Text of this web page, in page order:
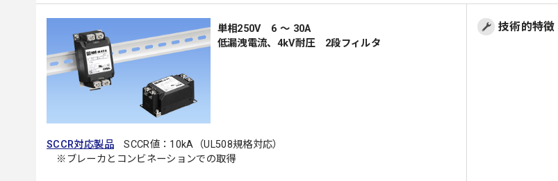
単相250V 6 ～ 30A
低漏洩電流、4kV耐圧 2段フィルタ
SCCR対応製品SCCR値：10kA（UL508規格対応）
※ブレーカとコンビネーションでの取得
技術的特徴